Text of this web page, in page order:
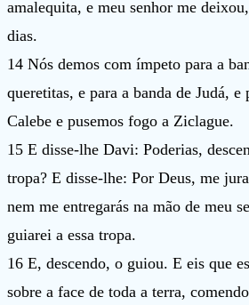
amalequita, e meu senhor me
dias.
14 Nós demos com ímpeto para a
queretitas, e para a banda de Judá, e
Calebe e pusemos fogo a Ziclague.
15 E disse-lhe Davi: Poderias,
tropa? E disse-lhe: Por Deus, me
nem me entregarás na mão de meu
guiarei a essa tropa.
16 E, descendo, o guiou. E eis que
sobre a face de toda a terra,